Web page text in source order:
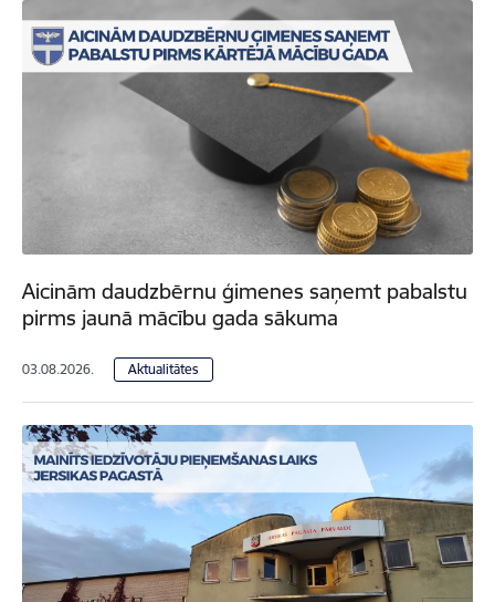
Aicinām daudzbērnu ģimenes saņemt pabalstu
pirms jaunā mācību gada sākuma
03.08.2026. Aktualitātes